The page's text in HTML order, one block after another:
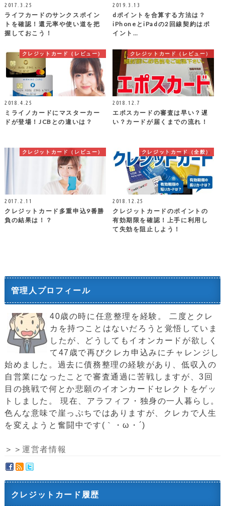
2017.3.25
ライフカードのサンクスポイン
トを確認！還元率や使い道を把
握しておこう！
2019.3.13
dポイントを合算する方法は？
iPhoneとiPadの2回線契約はポ
イント…
クレジットカード（レビュー）
2018.4.25
ミライノカードにマスターカー
ドが登場！JCBとの違いは？
クレジットカード（レビュー）
2018.12.7
エポスカードの審査は早い？遅
い？カードが届くまでの流れ！
クレジットカード（レビュー）
2017.2.11
クレジットカード多重申込9番勝
負の結果は！？
クレジットカード（全般）
2018.12.25
クレジットカードのポイントの
有効期限を確認！上手に利用し
て失効を阻止しよう！
管理人プロフィール
40歳の時に任意整理を経験。 二度とクレ
カを持つことはないだろうと覚悟していま
したが、どうしてもイオンカードが欲しく
て47歳で再びクレカ申込みにチャレンジし
始めました。過去に債務整理の経験があり、低収入の
自営業になったことで審査通過に苦戦しますが、3回
目の挑戦で何とか悲願のイオンカードセレクトをゲッ
トしました。 現在、アラフィフ・独身の一人暮らし。
色んな意味で崖っぷちではありますが、クレカで人生
を変えようと奮闘中です(｀・ω・´)ゞ
＞＞運営者情報
クレジットカード履歴